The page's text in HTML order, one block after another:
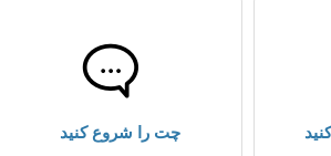
چت را شروع کنید